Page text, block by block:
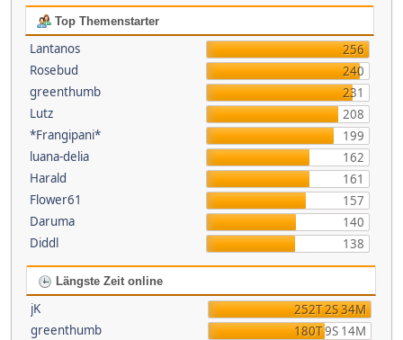
Top Themenstarter
Lantanos
256
Rosebud
240
greenthumb
231
Lutz
208
*Frangipani*
199
luana-delia
162
Harald
161
Flower61
157
Daruma
140
Diddl
138
Längste Zeit online
jK
252T 2S 34M
greenthumb
180T 9S 14M